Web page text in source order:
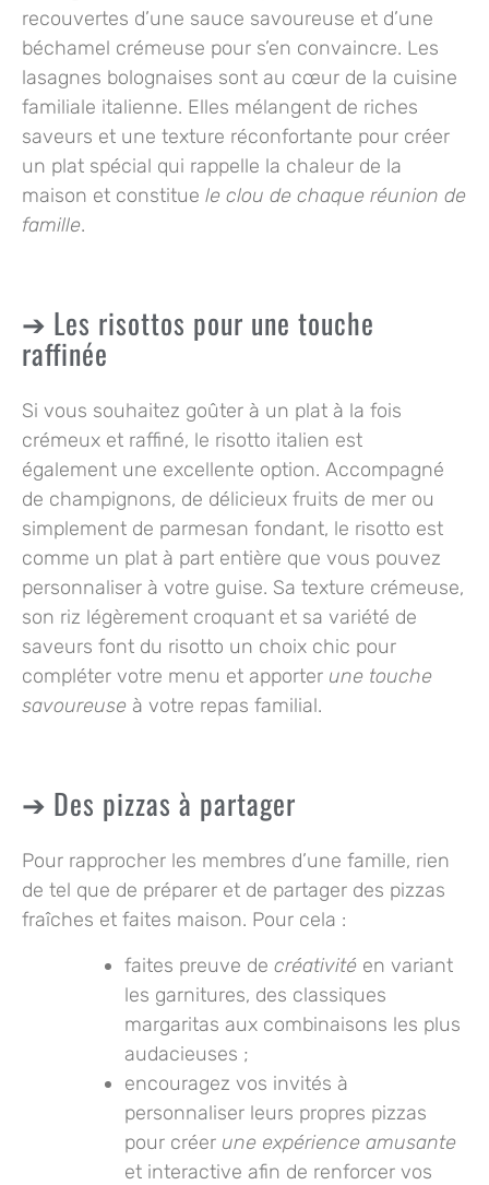
recouvertes d’une sauce savoureuse et d’une
béchamel crémeuse pour s’en convaincre. Les
lasagnes bolognaises sont au cœur de la cuisine
familiale italienne. Elles mélangent de riches
saveurs et une texture réconfortante pour créer
un plat spécial qui rappelle la chaleur de la
maison et constitue le clou de chaque réunion de
famille.
Les risottos pour une touche
raffinée
Si vous souhaitez goûter à un plat à la fois
crémeux et raffiné, le risotto italien est
également une excellente option. Accompagné
de champignons, de délicieux fruits de mer ou
simplement de parmesan fondant, le risotto est
comme un plat à part entière que vous pouvez
personnaliser à votre guise. Sa texture crémeuse,
son riz légèrement croquant et sa variété de
saveurs font du risotto un choix chic pour
compléter votre menu et apporter une touche
savoureuse à votre repas familial.
Des pizzas à partager
Pour rapprocher les membres d’une famille, rien
de tel que de préparer et de partager des pizzas
fraîches et faites maison. Pour cela :
faites preuve de créativité en variant
les garnitures, des classiques
margaritas aux combinaisons les plus
audacieuses ;
encouragez vos invités à
personnaliser leurs propres pizzas
pour créer une expérience amusante
et interactive afin de renforcer vos